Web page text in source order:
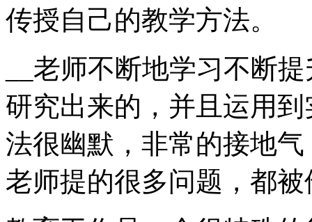
传授自己的教学方法。
__老师不断地学习不断
研究出来的，并且运用
法很幽默，非常的接地
老师提的很多问题，都